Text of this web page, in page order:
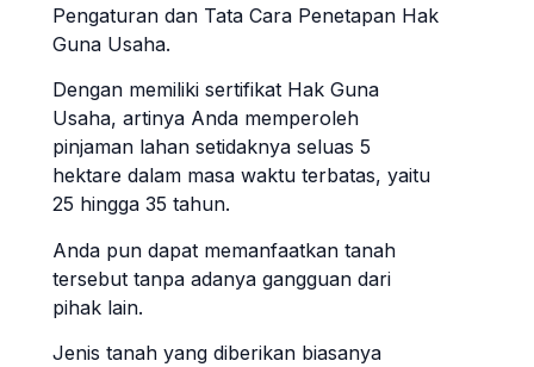
Pengaturan dan Tata Cara Penetapan Hak
Guna Usaha.
Dengan memiliki sertifikat Hak Guna
Usaha, artinya Anda memperoleh
pinjaman lahan setidaknya seluas 5
hektare dalam masa waktu terbatas, yaitu
25 hingga 35 tahun.
Anda pun dapat memanfaatkan tanah
tersebut tanpa adanya gangguan dari
pihak lain.
Jenis tanah yang diberikan biasanya